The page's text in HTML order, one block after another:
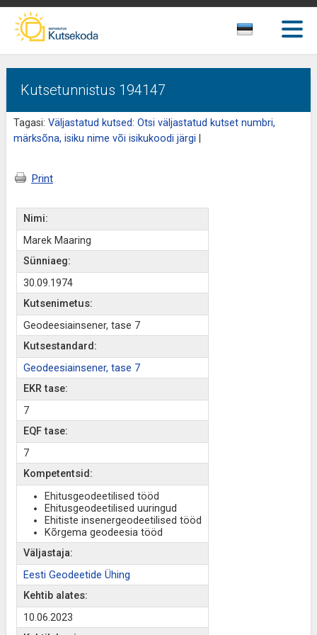
Kutsetunnistus 194147
Tagasi: Väljastatud kutsed: Otsi väljastatud kutset numbri,
märksõna, isiku nime või isikukoodi järgi
Print
Nimi:
Marek Maaring
Sünniaeg:
30.09.1974
Kutsenimetus:
Geodeesiainsener, tase 7
Kutsestandard:
Geodeesiainsener, tase 7
EKR tase:
7
EQF tase:
7
Kompetentsid:
Ehitusgeodeetilised tööd
Ehitusgeodeetilised uuringud
Ehitiste insenergeodeetilised tööd
Kõrgema geodeesia tööd
Väljastaja:
Eesti Geodeetide Ühing
Kehtib alates:
10.06.2023